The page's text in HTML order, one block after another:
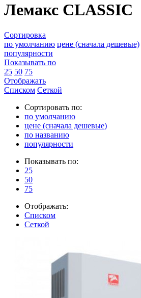
Лемакс CLASSIC
Сортировка
по умолчанию цене (сначала дешевые)
популярности
Показывать по
25 50 75
Отображать
Списком Сеткой
Сортировать по:
по умолчанию
цене (сначала дешевые)
по названию
популярности
Показывать по:
25
50
75
Отображать:
Списком
Сеткой